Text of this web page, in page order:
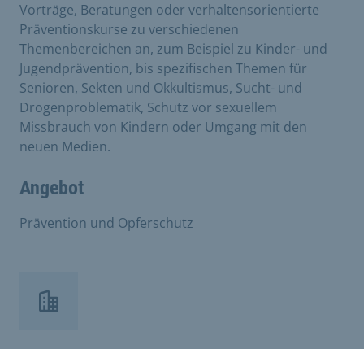
Vorträge, Beratungen oder verhaltensorientierte
Präventionskurse zu verschiedenen
Themenbereichen an, zum Beispiel zu Kinder- und
Jugendprävention, bis spezifischen Themen für
Senioren, Sekten und Okkultismus, Sucht- und
Drogenproblematik, Schutz vor sexuellem
Missbrauch von Kindern oder Umgang mit den
neuen Medien.
Angebot
Prävention und Opferschutz